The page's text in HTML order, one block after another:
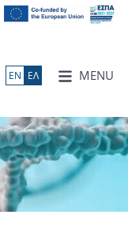
MENU
ΕN ΕΛ